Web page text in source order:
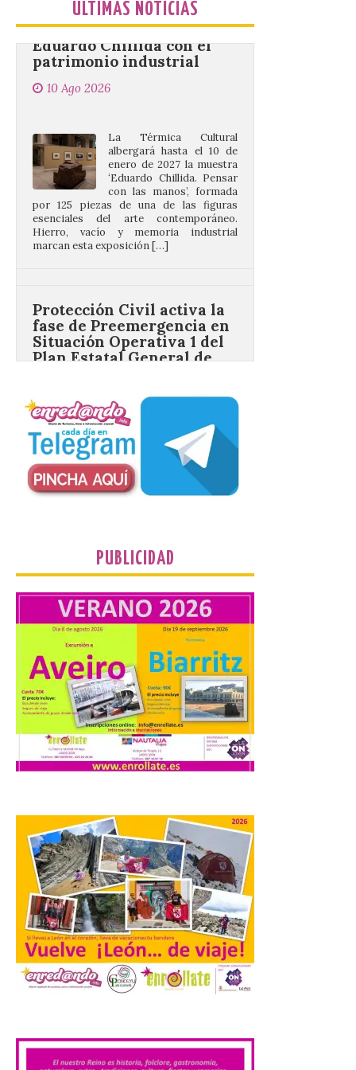
ÚLTIMAS NOTICIAS
Eduardo Chillida con el
patrimonio industrial
10 Ago 2026
‘Eduardo Chillida. Pensar
con las manos’, formada
por 125 piezas de una de las figuras
esenciales del arte contemporáneo.
Hierro, vacío y memoria industrial
marcan esta exposición […]
Situación Operativa 1 del
Plan Estatal General de
Emergencias ante los
riesgos potenciales
asociados al eclipse
El dispositivo se refuerza
días antes del eclipse
solar total del 12 de
agosto, que atravesará
España de oeste a este, y
comunidades autónomas ya han […]
El Ayuntamiento de
Segovia presenta “Música
para un eclipse”, un
concierto único con
motivo del eclipse de sol
10 Ago 2026
La cita, que se celebrará el
12 de agosto en el
músico segoviano Geni Uñón. Turismo de
Segovia lanza el Premio Internacional de
Fotografía del Eclipse “Segovia bajo […]
València prepara un
operativo especial de
limpieza en las playas y el
punto de observación para
el eclipse solar del día 12
coordinado este refuerzo
PUBLICIDAD